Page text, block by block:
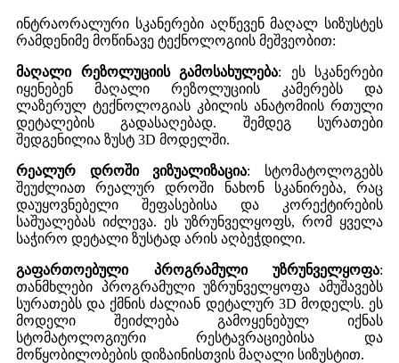
ინტრაორალური სკანერები აღწევენ მაღალ სიზუსტეს
რამდენიმე მოწინავე ტექნოლოგიის მეშვეობით:
მაღალი რეზოლუციის გამოსახულება: ეს სკანერები
იყენებენ მაღალი რეზოლუციის კამერებს და
ლაზერულ ტექნოლოგიას კბილის ანატომიის რთული
დეტალების გადასაღებად. შემდეგ სურათები
შედგენილია ზუსტ 3D მოდელში.
რეალურ დროში ვიზუალიზაცია: სტომატოლოგებს
შეუძლიათ რეალურ დროში ნახონ სკანირება, რაც
დაუყოვნებელი შეფასებისა და კორექტირების
საშუალებას იძლევა. ეს უზრუნველყოფს, რომ ყველა
საჭირო დეტალი ზუსტად არის აღბეჭდილი.
გაფართოებული პროგრამული უზრუნველყოფა:
თანმხლები პროგრამული უზრუნველყოფა ამუშავებს
სურათებს და ქმნის ძალიან დეტალურ 3D მოდელს. ეს
მოდელი შეიძლება გამოყენებულ იქნას
სტომატოლოგიური რესტავრაციებისა და
მოწყობილობების დიზაინისთვის მაღალი სიზუსტით.